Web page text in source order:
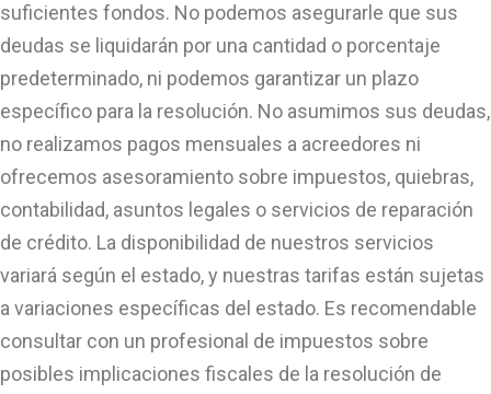
suficientes fondos. No podemos asegurarle que sus
deudas se liquidarán por una cantidad o porcentaje
predeterminado, ni podemos garantizar un plazo
específico para la resolución. No asumimos sus deudas,
no realizamos pagos mensuales a acreedores ni
ofrecemos asesoramiento sobre impuestos, quiebras,
contabilidad, asuntos legales o servicios de reparación
de crédito. La disponibilidad de nuestros servicios
variará según el estado, y nuestras tarifas están sujetas
a variaciones específicas del estado. Es recomendable
consultar con un profesional de impuestos sobre
posibles implicaciones fiscales de la resolución de